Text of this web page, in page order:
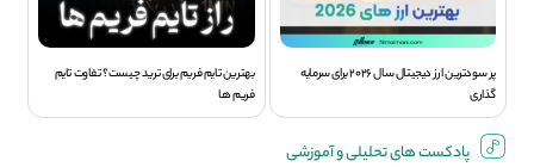
پر سودترین ارز دیجیتال سال 2026 برای سرمایه
گذاری
بهترین تایم فریم برای ترید چیست؟ تفاوت تایم
فریم ها
پادکست های تحلیلی و آموزشی